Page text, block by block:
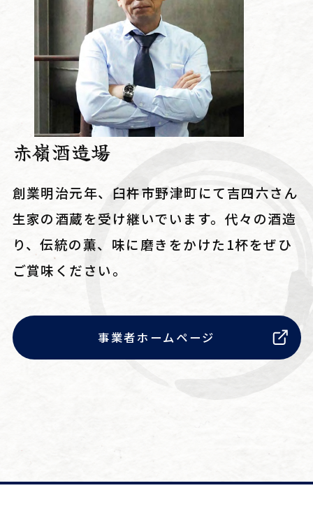
赤嶺酒造場
創業明治元年、臼杵市野津町にて吉四六さん
生家の酒蔵を受け継いでいます。代々の酒造
り、伝統の薫、味に磨きをかけた1杯をぜひ
ご賞味ください。
事業者ホームページ